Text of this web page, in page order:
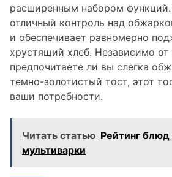
расширенным набором функций.
отличный контроль над
и обеспечивает равномерно
хрустящий хлеб. Независимо от
предпочитаете ли вы слегка
темно-золотистый тост, этот
ваши потребности.
Читать статью Рейтинг блюд
мультиварки